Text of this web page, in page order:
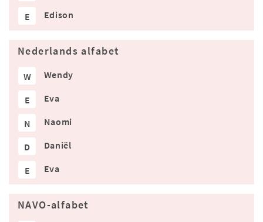
E Edison
Nederlands alfabet
W Wendy
E Eva
N Naomi
D Daniël
E Eva
NAVO-alfabet